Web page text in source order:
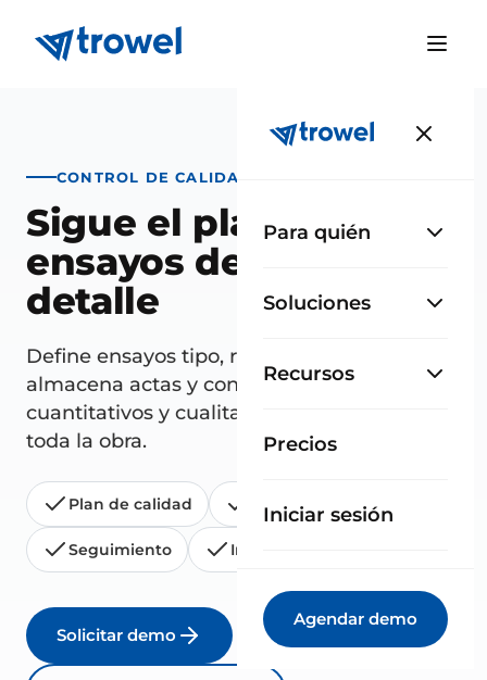
Para quién
Soluciones
Recursos
Precios
Iniciar sesión
Agendar demo
CONTROL DE CALIDAD
Sigue el plan de
ensayos de la obra al
detalle
Define ensayos tipo, registra los realizados,
almacena actas y consulta resultados
cuantitativos y cualitativos a lo largo de
toda la obra.
Plan de calidad Actas de ensayo
Seguimiento Informes
Solicitar demo